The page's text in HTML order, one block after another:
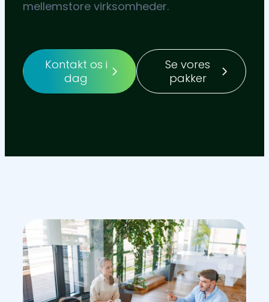
mellemstore virksomheder.
Kontakt os i
dag
Se vores
pakker